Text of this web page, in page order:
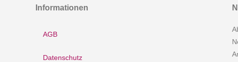
Informationen
AGB
Datenschutz